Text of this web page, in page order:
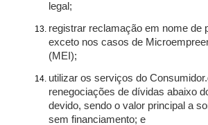
legal;
registrar reclamação em nome de
exceto nos casos de
(MEI);
utilizar os serviços do
renegociações de dívidas abaixo
devido, sendo o valor principal a
sem financiamento; e